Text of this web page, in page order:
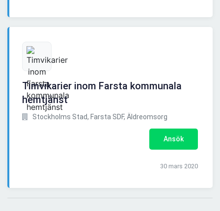
Timvikarier inom Farsta kommunala
hemtjänst
Stockholms Stad, Farsta SDF, Äldreomsorg
Ansök
30 mars 2020